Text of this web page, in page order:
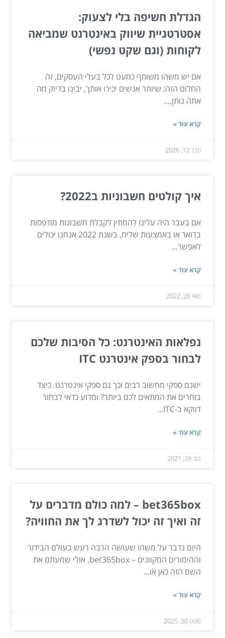
הגדלת חשיפה בלי לצעוק:
אסטרטגיית שיווק באינטרנט שמביאה
לקוחות (וגם שקט נפשי)
אם יש משהו משותף כמעט לכל בעלי העסקים, זה
החלום הזה: שיותר אנשים יכירו אותך, יבינו בדיוק מה
אתה נותן,...
קרא עוד »
פבר 12, 2026
איך קולטים חשבוניות ב2022?
אם בעבר היה עלינו להמתין לקבלת חשבונות מודפסות
בדואר או באמצעות שליח, בשנת 2022 אנחנו יכולים
לאפשר...
קרא עוד »
מאי 26, 2022
נפלאות האינטרנט: כל הסיבות שלכם
לבחור בספק אינטרנט ITC
ישנם ספקי מחשוב רבים וכך גם ספקי אינטרנט. כיצד
בוחרים את המתאים לכם ביותר? ומדוע כדאי לבחור
דווקא ב-ITC...
קרא עוד »
נוב 29, 2021
bet365box – למה כולם מדברים על
זה ואיך זה יכול לשדרג לך את החוויה?
היום נדבר על משהו שעושה הרבה רעש בעולם הבידור
וההימורים המקוונים – bet365box. אולי שמעתם את
השם הזה כאן או...
קרא עוד »
ספט 30, 2025